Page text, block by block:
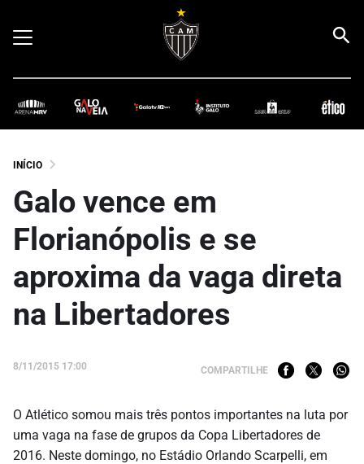
INÍCIO
Galo vence em
Florianópolis e se
aproxima da vaga direta
na Libertadores
8/11/2015 17:00 COMPARTILHE
O Atlético somou mais três pontos importantes na luta por
uma vaga na fase de grupos da Copa Libertadores de
2016. Neste domingo, no Estádio Orlando Scarpelli, em